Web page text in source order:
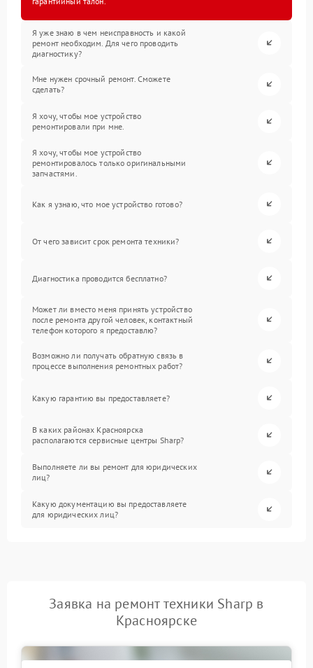
Я уже знаю в чем неисправность и какой
ремонт необходим. Для чего проводить
диагностику?
Мне нужен срочный ремонт. Сможете
сделать?
Я хочу, чтобы мое устройство
ремонтировали при мне.
Я хочу, чтобы мое устройство
ремонтировалось только оригинальными
запчастями.
Как я узнаю, что мое устройство готово?
От чего зависит срок ремонта техники?
Диагностика проводится бесплатно?
Может ли вместо меня принять устройство
после ремонта другой человек, контактный
телефон которого я предоставлю?
Возможно ли получать обратную связь в
процессе выполнения ремонтных работ?
Какую гарантию вы предоставляете?
В каких районах Красноярска
располагаются сервисные центры Sharp?
Выполняете ли вы ремонт для юридических
лиц?
Какую документацию вы предоставляете
для юридических лиц?
Заявка на ремонт техники Sharp в
Красноярске